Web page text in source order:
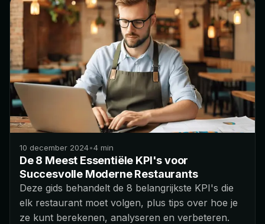
10 december 2024•4 min
De 8 Meest Essentiële KPI's voor
Succesvolle Moderne Restaurants
Deze gids behandelt de 8 belangrijkste KPI's die
elk restaurant moet volgen, plus tips over hoe je
ze kunt berekenen, analyseren en verbeteren.